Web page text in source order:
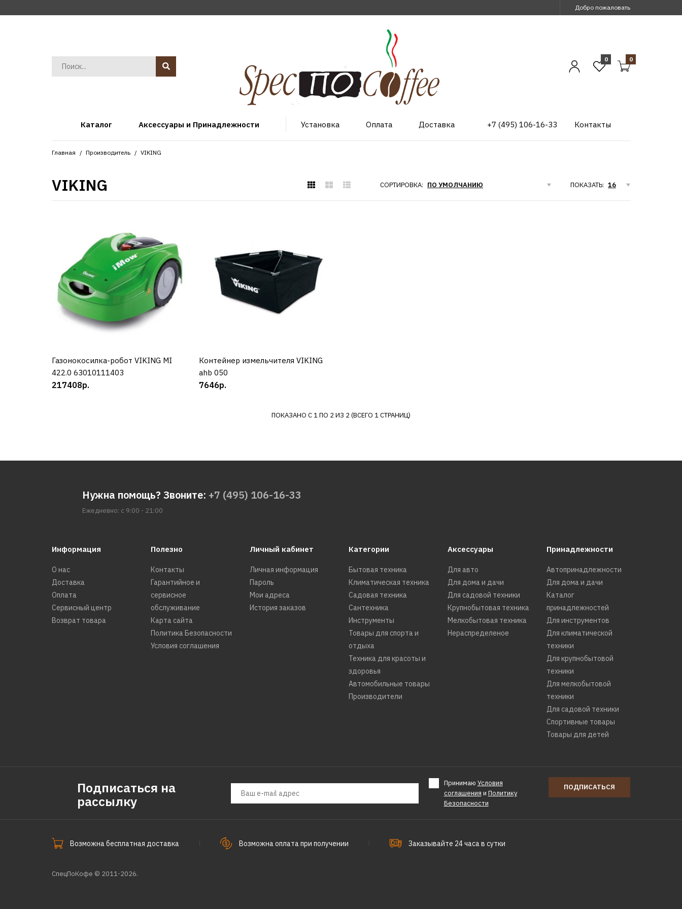
Добро пожаловать
0 0
Каталог Аксессуары и Принадлежности Установка Оплата Доставка +7 (495) 106-16-33 Контакты
Главная Производитель VIKING
VIKING СОРТИРОВКА: ПОКАЗАТЬ:
63010111403
Контейнер измельчителя
КУПИТЬ
Газонокосилка-робот VIKING MI
422.0 63010111403
217408р.
КУПИТЬ
Контейнер измельчителя VIKING
ahb 050
7646р.
ПОКАЗАНО С 1 ПО 2 ИЗ 2 (ВСЕГО 1 СТРАНИЦ)
Нужна помощь? Звоните: +7 (495) 106-16-33
Ежедневно: с 9:00 - 21:00
Информация
О нас
Доставка
Оплата
Сервисный центр
Возврат товара
Полезно
Контакты
Гарантийное и
сервисное
обслуживание
Карта сайта
Политика Безопасности
Условия соглашения
Личный кабинет
Личная информация
Пароль
Мои адреса
История заказов
Категории
Бытовая техника
Климатическая техника
Садовая техника
Сантехника
Инструменты
Товары для спорта и
отдыха
Техника для красоты и
здоровья
Автомобильные товары
Производители
Аксессуары
Для авто
Для дома и дачи
Для садовой техники
Крупнобытовая техника
Мелкобытовая техника
Нераспределеное
Принадлежности
Автопринадлежности
Для дома и дачи
Каталог
принадлежностей
Для инструментов
Для климатической
техники
Для крупнобытовой
техники
Для мелкобытовой
техники
Для садовой техники
Спортивные товары
Товары для детей
Подписаться на
рассылку
Принимаю Условия
соглашения и Политику
Безопасности
ПОДПИСАТЬСЯ
Возможна бесплатная доставка Возможна оплата при получении Заказывайте 24 часа в сутки
СпецПоКофе © 2011-2026.